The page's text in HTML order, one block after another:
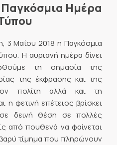
Ημέρα
3 Μαΐου 2018 η Παγκόσμια
Η αυριανή ημέρα δίνει
τη σημασία της
της έκφρασης και της
πολίτη αλλά και τη
η φετινή επέτειος βρίσκει
δεινή θέση σε πολλές
από πουθενά να φαίνεται
τίμημα που πληρώνουν